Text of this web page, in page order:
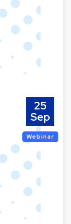
25
Sep
Webinar